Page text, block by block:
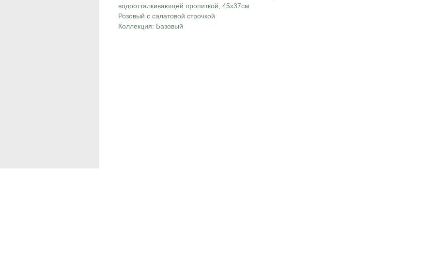
водоотталкивающей пропиткой, 45х37см
Розовый с салатовой строчкой
Коллекция: Базовый